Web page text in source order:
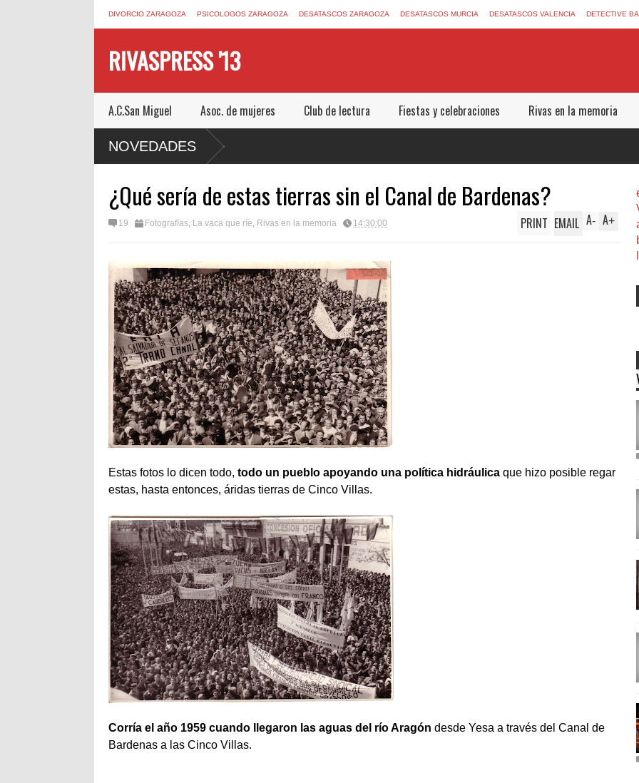
DIVORCIO ZARAGOZA PSICOLOGOS ZARAGOZA DESATASCOS ZARAGOZA DESATASCOS MURCIA DESATASCOS VALENCIA DETECTIVE
RIVASPRESS '13
A.C.San Miguel Asoc. de mujeres Club de lectura Fiestas y celebraciones Rivas en la memoria
NOVEDADES
ROOM DE MUCHO MIEDO EN
¿Qué sería de estas tierras sin el Canal de Bardenas?
19 Fotografías, La vaca que ríe, Rivas en la memoria 14:30:00 A+
A-
PRINT EMAIL
Estas fotos lo dicen todo, todo un pueblo apoyando una política hidráulica que hizo posible regar
estas, hasta entonces, áridas tierras de Cinco Villas.
Corría el año 1959 cuando llegaron las aguas del río Aragón desde Yesa a través del Canal de
Bardenas a las Cinco Villas.